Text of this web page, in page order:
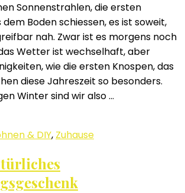
Sonnenstrahlen, die ersten
dem Boden schiessen, es ist soweit,
nah. Zwar ist es morgens noch
Wetter ist wechselhaft, aber
wie die ersten Knospen, das
diese Jahreszeit so besonders.
Winter sind wir also …
& DIY, Zuhause